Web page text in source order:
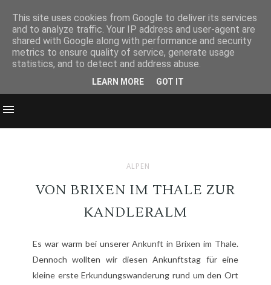
ALPEN
VON BRIXEN IM THALE ZUR
KANDLERALM
Es war warm bei unserer Ankunft in Brixen im Thale.
Dennoch wollten wir diesen Ankunftstag für eine
kleine erste Erkundungswanderung rund um den Ort
This site uses cookies from Google to deliver its services
and to analyze traffic. Your IP address and user-agent are
shared with Google along with performance and security
metrics to ensure quality of service, generate usage
statistics, and to detect and address abuse.
LEARN MORE GOT IT